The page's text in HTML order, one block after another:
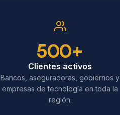
500+
Clientes activos
Bancos, aseguradoras, gobiernos y
empresas de tecnología en toda la
región.